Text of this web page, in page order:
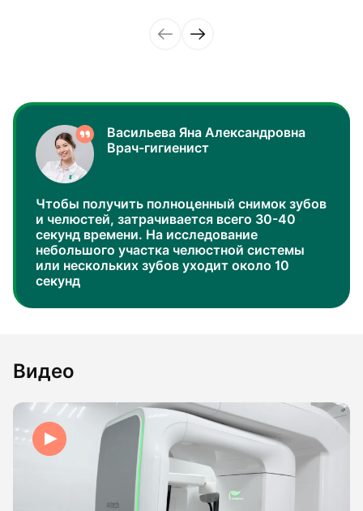
Васильева Яна Александровна
Врач-гигиенист
Чтобы получить полноценный снимок зубов
и челюстей, затрачивается всего 30-40
секунд времени. На исследование
небольшого участка челюстной системы
или нескольких зубов уходит около 10
секунд
Видео